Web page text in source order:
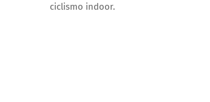
ciclismo indoor.